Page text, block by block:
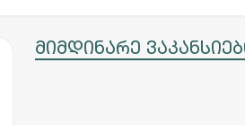
მიმდინარე